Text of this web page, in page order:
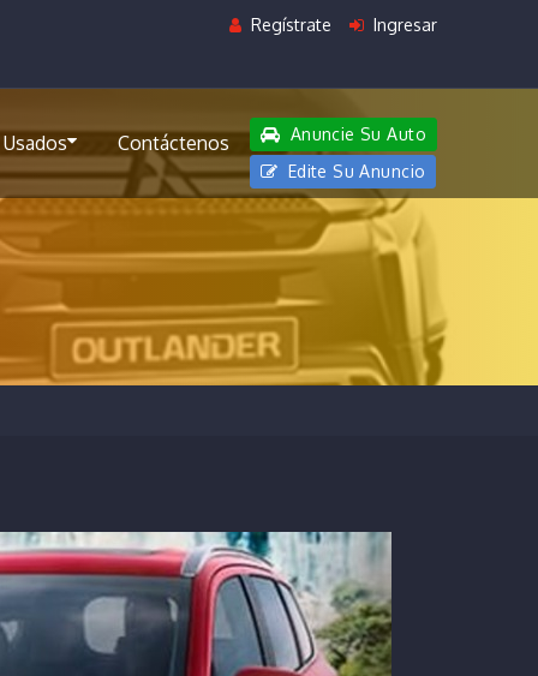
Regístrate Ingresar
Contáctenos
Anuncie Su Auto
Edite Su Anuncio